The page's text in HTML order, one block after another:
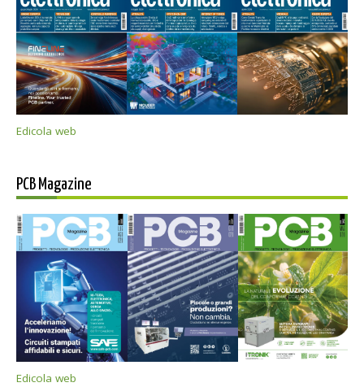
Edicola web
PCB Magazine
Edicola web